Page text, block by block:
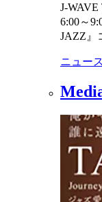
J-
6:00～
JAZZ』
ニュース